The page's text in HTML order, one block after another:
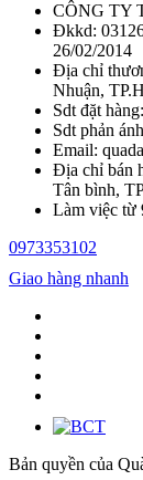
CÔNG TY
Đkkd:
26/02/2014
Địa chỉ
Nhuận,
Sdt đặt
Sdt phản
Email:
Địa chỉ bán
Tân bình,
Làm việc từ
0973353102
Giao hàng nhanh
Bản quyền của